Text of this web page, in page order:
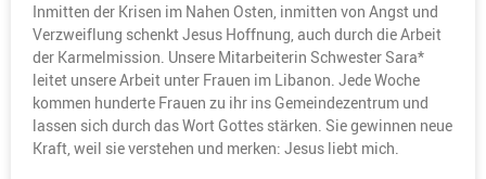
Inmitten der Krisen im Nahen Osten, inmitten von Angst und
Verzweiflung schenkt Jesus Hoffnung, auch durch die Arbeit
der Karmelmission. Unsere Mitarbeiterin Schwester Sara*
leitet unsere Arbeit unter Frauen im Libanon. Jede Woche
kommen hunderte Frauen zu ihr ins Gemeindezentrum und
lassen sich durch das Wort Gottes stärken. Sie gewinnen neue
Kraft, weil sie verstehen und merken: Jesus liebt mich.